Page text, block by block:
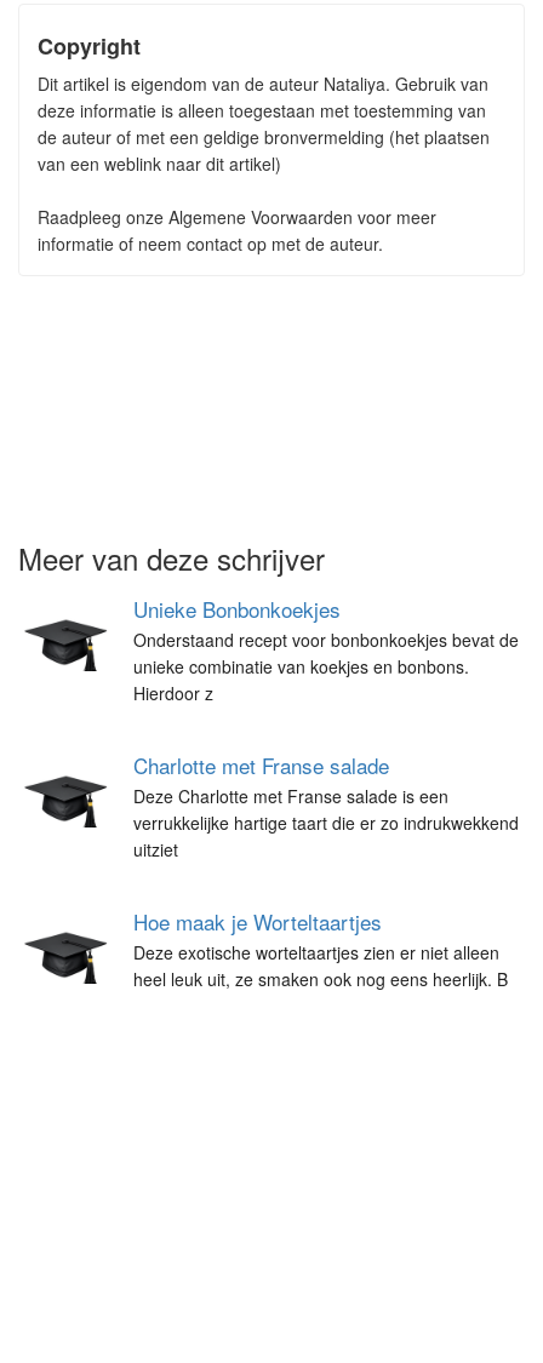
Copyright
Dit artikel is eigendom van de auteur Nataliya. Gebruik van
deze informatie is alleen toegestaan met toestemming van
de auteur of met een geldige bronvermelding (het plaatsen
van een weblink naar dit artikel)
Raadpleeg onze Algemene Voorwaarden voor meer
informatie of neem contact op met de auteur.
Meer van deze schrijver
Unieke Bonbonkoekjes
Onderstaand recept voor bonbonkoekjes bevat de
unieke combinatie van koekjes en bonbons.
Hierdoor z
Charlotte met Franse salade
Deze Charlotte met Franse salade is een
verrukkelijke hartige taart die er zo indrukwekkend
uitziet
Hoe maak je Worteltaartjes
Deze exotische worteltaartjes zien er niet alleen
heel leuk uit, ze smaken ook nog eens heerlijk. B